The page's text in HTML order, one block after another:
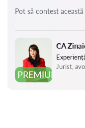
PREMIUM
CA
Jurist,
Pot să contest această